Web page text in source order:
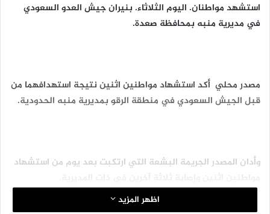
استشهد مواطنان. اليوم الثلاثاء. بنيران جيش العدو السعودي
في مديرية منبه بمحافظة صعدة.
مصدر محلي أكد استشهاد مواطنين اثنين نتيجة استهدافهما من
قبل الجيش السعودي في منطقة الرقو بمديرية منبه الحدودية.
وأدان المصدر الجريمة البشعة التي ارتكبت بعد يوم من استشهاد
مواطنين اثنين وإصابة ثلاثة آخرين في ذات المديرية.
اظهر المزيد